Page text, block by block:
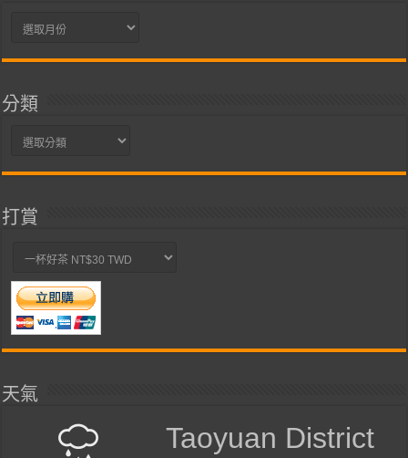
彙
分類
分
打賞
天氣
Taoyuan District